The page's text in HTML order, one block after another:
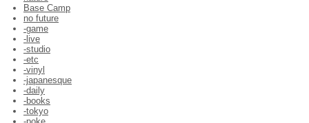
Base Camp
no future
-game
-live
-studio
-etc
-vinyl
-japanesque
-daily
-books
-tokyo